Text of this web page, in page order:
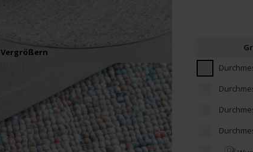
Vergrößern